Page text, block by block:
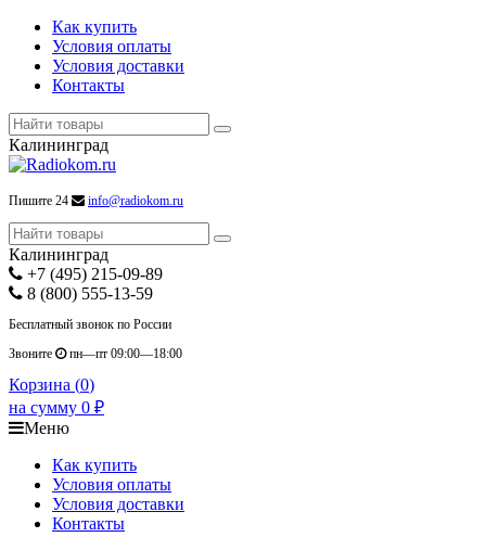
Как купить
Условия оплаты
Условия доставки
Контакты
Калининград
Пишите 24 info@radiokom.ru
Калининград
+7 (495) 215-09-89
8 (800) 555-13-59
Бесплатный звонок по России
Звоните
пн—пт 09:00—18:00
Корзина (0)
на сумму 0 ₽
Меню
Как купить
Условия оплаты
Условия доставки
Контакты